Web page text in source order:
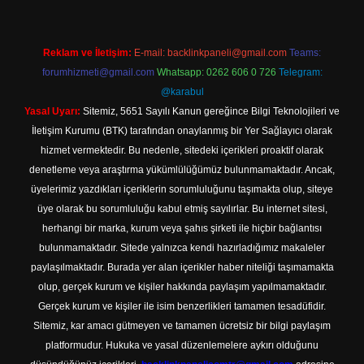
Reklam ve İletişim: E-mail: backlinkpaneli@gmail.com Teams:
forumhizmeti@gmail.com Whatsapp: 0262 606 0 726 Telegram:
@karabul
Yasal Uyarı: Sitemiz, 5651 Sayılı Kanun gereğince Bilgi Teknolojileri ve
İletişim Kurumu (BTK) tarafından onaylanmış bir Yer Sağlayıcı olarak
hizmet vermektedir. Bu nedenle, sitedeki içerikleri proaktif olarak
denetleme veya araştırma yükümlülüğümüz bulunmamaktadır. Ancak,
üyelerimiz yazdıkları içeriklerin sorumluluğunu taşımakta olup, siteye
üye olarak bu sorumluluğu kabul etmiş sayılırlar. Bu internet sitesi,
herhangi bir marka, kurum veya şahıs şirketi ile hiçbir bağlantısı
bulunmamaktadır. Sitede yalnızca kendi hazırladığımız makaleler
paylaşılmaktadır. Burada yer alan içerikler haber niteliği taşımamakta
olup, gerçek kurum ve kişiler hakkında paylaşım yapılmamaktadır.
Gerçek kurum ve kişiler ile isim benzerlikleri tamamen tesadüfidir.
Sitemiz, kar amacı gütmeyen ve tamamen ücretsiz bir bilgi paylaşım
platformudur. Hukuka ve yasal düzenlemelere aykırı olduğunu